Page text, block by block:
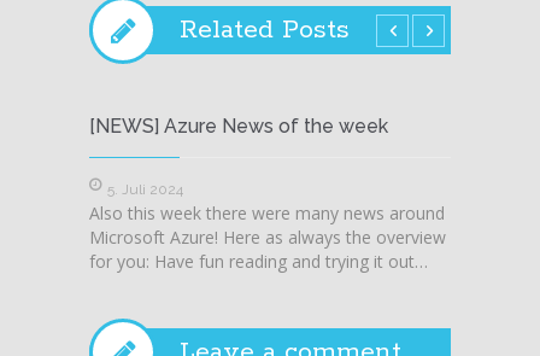
Related Posts
[NEWS] Azure News of the week
5. Juli 2024
Also this week there were many news around
Microsoft Azure! Here as always the overview
for you: Have fun reading and trying it out…